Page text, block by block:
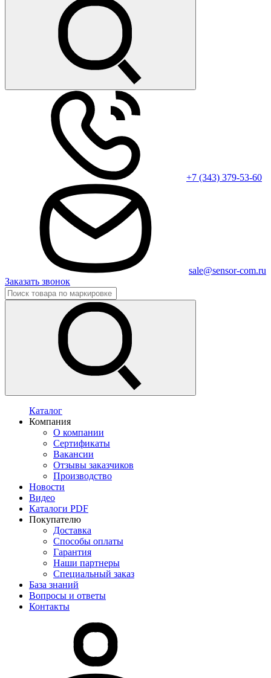
+7 (343) 379-53-60
sale@sensor-com.ru
Заказать звонок
Каталог
Компания
О компании
Сертификаты
Вакансии
Отзывы заказчиков
Производство
Новости
Видео
Каталоги PDF
Покупателю
Доставка
Способы оплаты
Гарантия
Наши партнеры
Специальный заказ
База знаний
Вопросы и ответы
Контакты